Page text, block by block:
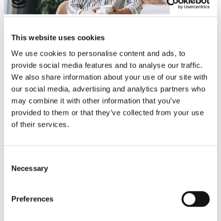
This website uses cookies
We use cookies to personalise content and ads, to
provide social media features and to analyse our traffic.
We also share information about your use of our site with
our social media, advertising and analytics partners who
may combine it with other information that you’ve
provided to them or that they’ve collected from your use
of their services.
Selection
Necessary
Preferences